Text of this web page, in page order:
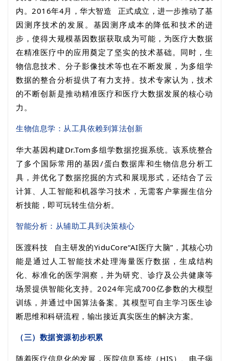
内。 2016年4月，华大智造
正式成立，进一步推动了基
因测序技术的发展。基因测序成本的降低和技术的进
步，使得大规模基因数据获取成为可能，为医疗大数据
在精准医疗中的应用奠定了坚实的技术基础。同时，生
物信息技术、分子影像技术等也在不断发展，为多组学
数据的整合分析提供了有力支持。技术专家认为，技术
的不断创新是推动精准医疗和医疗大数据发展的核心动
力。
生物信息学：从工具依赖到算法创新
华大基因构建Dr.Tom多组学数据挖掘系统。该系统整合
了多个国际常用的基因/蛋白数据库和生物信息分析工
具，并优化了数据挖掘的方式和展现形式，还结合了云
计算、人工智能和机器学习技术，无需客户掌握生信分
析技能，即可玩转生信分析。
智能分析：从辅助工具到决策核心
医渡科技 自主研发的YiduCore“AI医疗大脑”，其核心功
能是通过人工智能技术处理海量医疗数据，生成结构
化、标准化的医学洞察，并为研究、诊疗及公共健康等
场景提供智能化支持。 2024年完成700亿参数的大模型
训练，并通过中国算法备案。其模型可自主学习医生诊
断思维和科研流程，输出接近真实医生的解决方案。
（三）数据资源初步积累
随着医疗信息化的发展，医院信息系统（ HIS）、电子病